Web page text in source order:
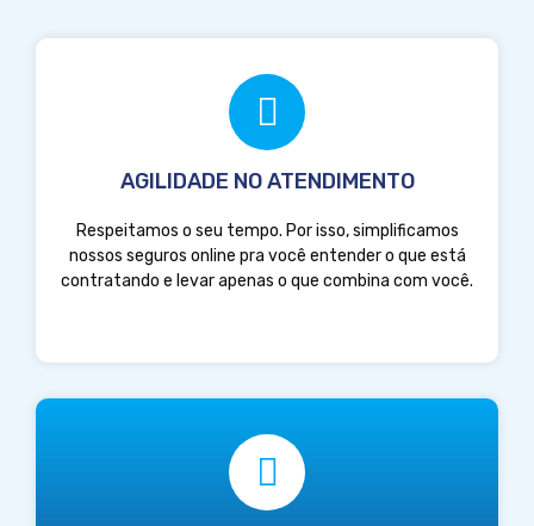
AGILIDADE NO ATENDIMENTO
Respeitamos o seu tempo. Por isso, simplificamos
nossos seguros online pra você entender o que está
contratando e levar apenas o que combina com você.